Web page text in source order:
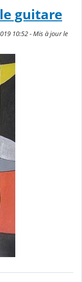
guitare
10:52 - Mis à jour le